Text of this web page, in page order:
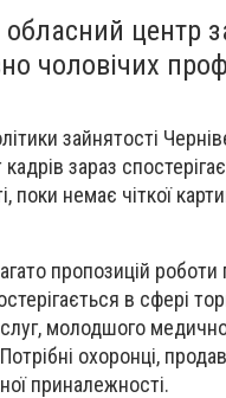
центр
чоловічих
зайнятості
зараз
поки немає чіткої
пропозицій роботи
в сфері
молодшого
охоронці,
приналежності.